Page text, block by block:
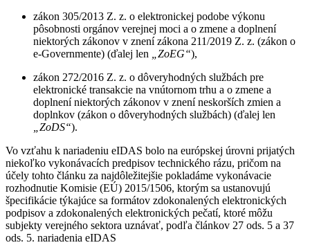
zákon 305/2013 Z. z. o elektronickej podobe výkonu
pôsobnosti orgánov verejnej moci a o zmene a doplnení
niektorých zákonov v znení zákona 211/2019 Z. z. (zákon o
e-Governmente) (ďalej len
„ZoEG“),
zákon 272/2016 Z. z. o dôveryhodných službách pre
elektronické transakcie na vnútornom trhu a o zmene a
doplnení niektorých zákonov v znení neskorších zmien a
doplnkov (zákon o dôveryhodných službách) (ďalej len
„ZoDS“).
Vo vzťahu k nariadeniu eIDAS bolo na európskej úrovni prijatých
niekoľko vykonávacích predpisov technického rázu, pričom na
účely tohto článku za najdôležitejšie pokladáme vykonávacie
rozhodnutie Komisie (EÚ) 2015/1506, ktorým sa ustanovujú
špecifikácie týkajúce sa formátov zdokonalených elektronických
podpisov a zdokonalených elektronických pečatí, ktoré môžu
subjekty verejného sektora uznávať, podľa článkov 27 ods. 5 a 37
ods. 5. nariadenia eIDAS